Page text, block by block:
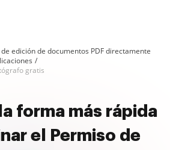
edición de documentos PDF directamente
gratis
forma más rápida
el Permiso de